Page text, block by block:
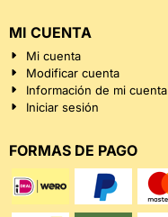
MI CUENTA
Mi cuenta
Modificar cuenta
Información de mi cuenta
Iniciar sesión
FORMAS DE PAGO